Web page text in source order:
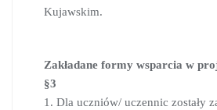
Kujawskim.
Zakładane formy wsparcia w
§3
1. Dla uczniów/ uczennic zostały